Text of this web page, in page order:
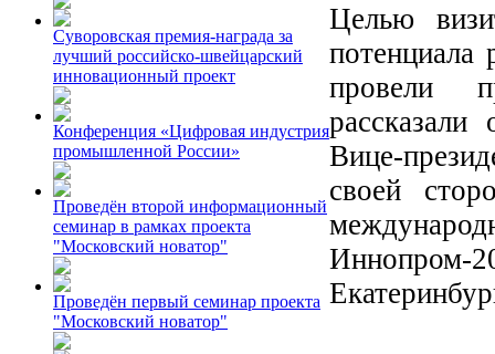
Суворовская премия-награда за
лучший российско-швейцарский
инновационный проект
Конференция «Цифровая индустрия
промышленной России»
Проведён второй информационный
семинар в рамках проекта
"Московский новатор"
Проведён первый семинар проекта
"Московский новатор"
Целью
потенциала
провели
Вице-
своей
Иннопром-